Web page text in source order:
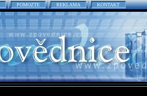
POMOZTE REKLAMA KONTAKT